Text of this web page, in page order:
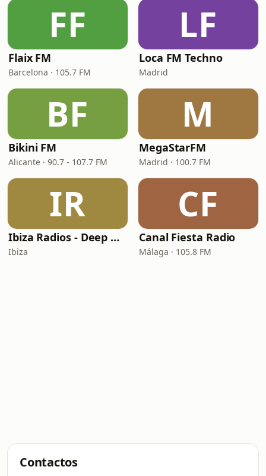
FF
Flaix FM
Barcelona · 105.7 FM
LF
Loca FM Techno
Madrid
BF
Bikini FM
Alicante · 90.7 - 107.7 FM
M
MegaStarFM
Madrid · 100.7 FM
IR
Ibiza Radios - Deep House
Ibiza
CF
Canal Fiesta Radio
Málaga · 105.8 FM
Contactos